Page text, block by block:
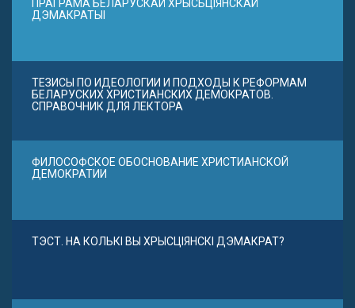
ПРАГРАМА БЕЛАРУСКАЙ ХРЫСЬЦІЯНСКАЙ
ДЭМАКРАТЫІ
ТЕЗИСЫ ПО ИДЕОЛОГИИ И ПОДХОДЫ К РЕФОРМАМ
БЕЛАРУСКИХ ХРИСТИАНСКИХ ДЕМОКРАТОВ.
СПРАВОЧНИК ДЛЯ ЛЕКТОРА
ФИЛОСОФСКОЕ ОБОСНОВАНИЕ ХРИСТИАНСКОЙ
ДЕМОКРАТИИ
ТЭСТ. НА КОЛЬКІ ВЫ ХРЫСЦІЯНСКІ ДЭМАКРАТ?